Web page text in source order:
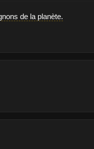
de la planète.